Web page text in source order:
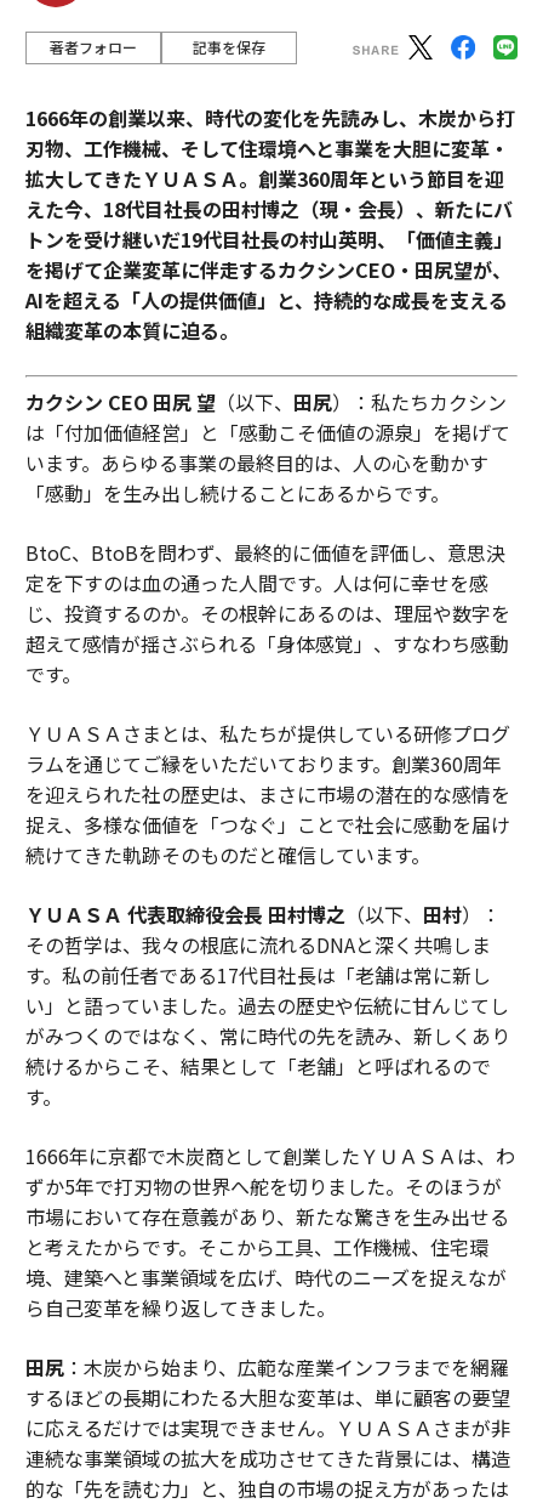
著者フォロー 記事を保存
1666年の創業以来、時代の変化を先読みし、木炭から打
刃物、工作機械、そして住環境へと事業を大胆に変革・
拡大してきたＹＵＡＳＡ。創業360周年という節目を迎
えた今、18代目社長の田村博之（現・会長）、新たにバ
トンを受け継いだ19代目社長の村山英明、「価値主義」
を掲げて企業変革に伴走するカクシンCEO・田尻望が、
AIを超える「人の提供価値」と、持続的な成長を支える
組織変革の本質に迫る。
カクシン CEO 田尻 望（以下、 田尻）：私たちカクシン
は「付加価値経営」と「感動こそ価値の源泉」を掲げて
います。あらゆる事業の最終目的は、人の心を動かす
「感動」を生み出し続けることにあるからです。
BtoC、BtoBを問わず、最終的に価値を評価し、意思決
定を下すのは血の通った人間です。人は何に幸せを感
じ、投資するのか。その根幹にあるのは、理屈や数字を
超えて感情が揺さぶられる「身体感覚」、すなわち感動
です。
ＹＵＡＳＡさまとは、私たちが提供している研修プログ
ラムを通じてご縁をいただいております。創業360周年
を迎えられた社の歴史は、まさに市場の潜在的な感情を
捉え、多様な価値を「つなぐ」ことで社会に感動を届け
続けてきた軌跡そのものだと確信しています。
ＹＵＡＳＡ 代表取締役会長 田村博之 （以下、 田村）：
その哲学は、我々の根底に流れるDNAと深く共鳴しま
す。私の前任者である17代目社長は「老舗は常に新し
い」と語っていました。過去の歴史や伝統に甘んじてし
がみつくのではなく、常に時代の先を読み、新しくあり
続けるからこそ、結果として「老舗」と呼ばれるので
す。
1666年に京都で木炭商として創業したＹＵＡＳＡは、わ
ずか5年で打刃物の世界へ舵を切りました。そのほうが
市場において存在意義があり、新たな驚きを生み出せる
と考えたからです。そこから工具、工作機械、住宅環
境、建築へと事業領域を広げ、時代のニーズを捉えなが
ら自己変革を繰り返してきました。
田尻：木炭から始まり、広範な産業インフラまでを網羅
するほどの長期にわたる大胆な変革は、単に顧客の要望
に応えるだけでは実現できません。ＹＵＡＳＡさまが非
連続な事業領域の拡大を成功させてきた背景には、構造
的な「先を読む力」と、独自の市場の捉え方があったは